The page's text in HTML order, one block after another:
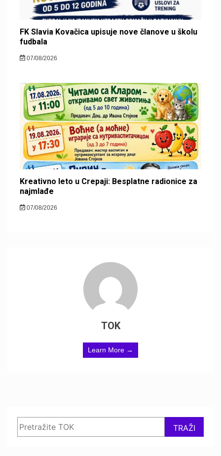
FK Slavia Kovačica upisuje nove članove u školu
fudbala
07/08/2026
Kreativno leto u Crepaji: Besplatne radionice za
najmlađe
07/08/2026
TOK
Learn More →
TRAŽI